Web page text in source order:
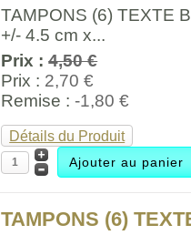
TAMPONS (6) TEXTE B
+/- 4.5 cm x...
Prix :4,50 €
Prix : 2,70 €
Remise :-1,80 €
Détails du Produit
TAMPONS (6)